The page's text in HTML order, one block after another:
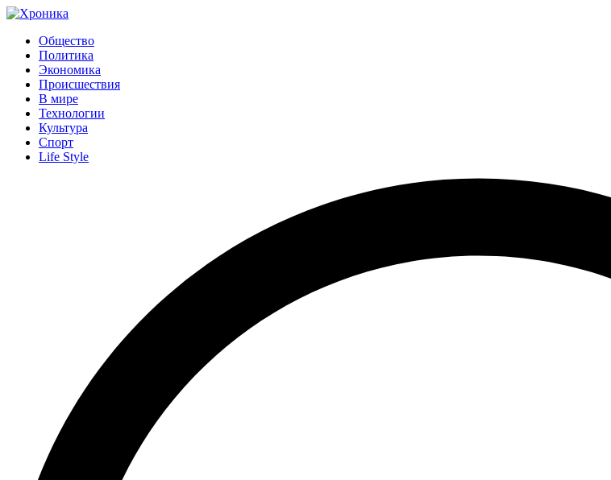
Общество
Политика
Экономика
Происшествия
В мире
Технологии
Культура
Спорт
Life Style